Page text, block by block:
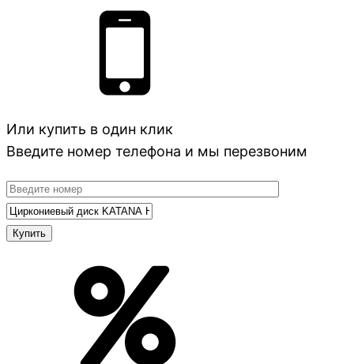
Или купить в один клик
Введите номер телефона и мы перезвоним